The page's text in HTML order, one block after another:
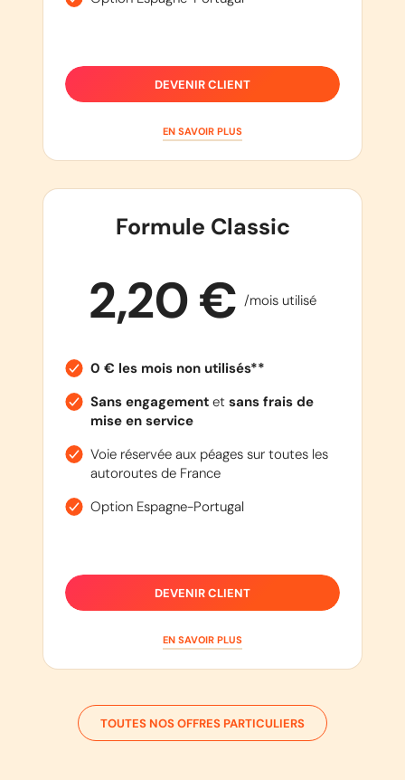
DEVENIR CLIENT
EN SAVOIR PLUS
Formule Classic
2,20 € /mois utilisé
0 € les mois non utilisés**
Sans engagementet sans frais de
mise en service
Voie réservée aux péages sur toutes les
autoroutes de France
Option Espagne-Portugal
DEVENIR CLIENT
EN SAVOIR PLUS
TOUTES NOS OFFRES PARTICULIERS